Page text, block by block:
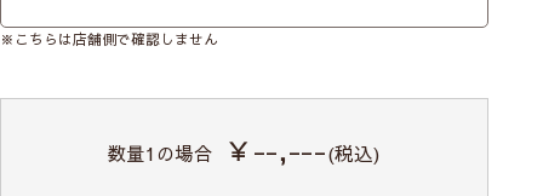
※こちらは店舗側で確認しません
数量1の場合 ￥--,---(税込)